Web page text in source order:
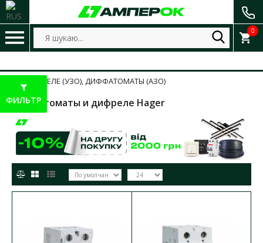
0
ДИФФРЕЛЕ (УЗО), ДИФФАТОМАТЫ (АЗО)
Дифавтоматы и дифреле Hager
ФИЛЬТР